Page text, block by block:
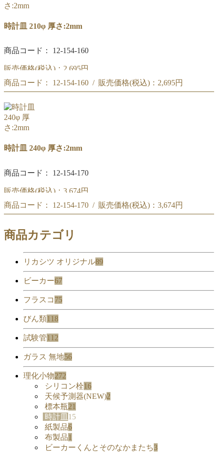
時計皿 210φ 厚さ:2mm
商品コード： 12-154-160
販売価格(税込)： 2,695円
時計皿 210φ
商品コード： 12-154-160 / 販売価格(税込)： 2,695円
時計皿 210φ
時計皿 240φ 厚さ:2mm
商品コード： 12-154-170
販売価格(税込)： 3,674円
時計皿 240φ
商品コード： 12-154-170 / 販売価格(税込)： 3,674円
商品カテゴリ
リカシツ オリジナル89
ビーカー67
フラスコ 75
びん類118
試験管112
ガラス 無地56
理化小物272
シリコン栓16
天候予測器(NEW)2
標本瓶21
時計皿 15
紙製品6
布製品1
ビーカーくんとそのなかまたち3